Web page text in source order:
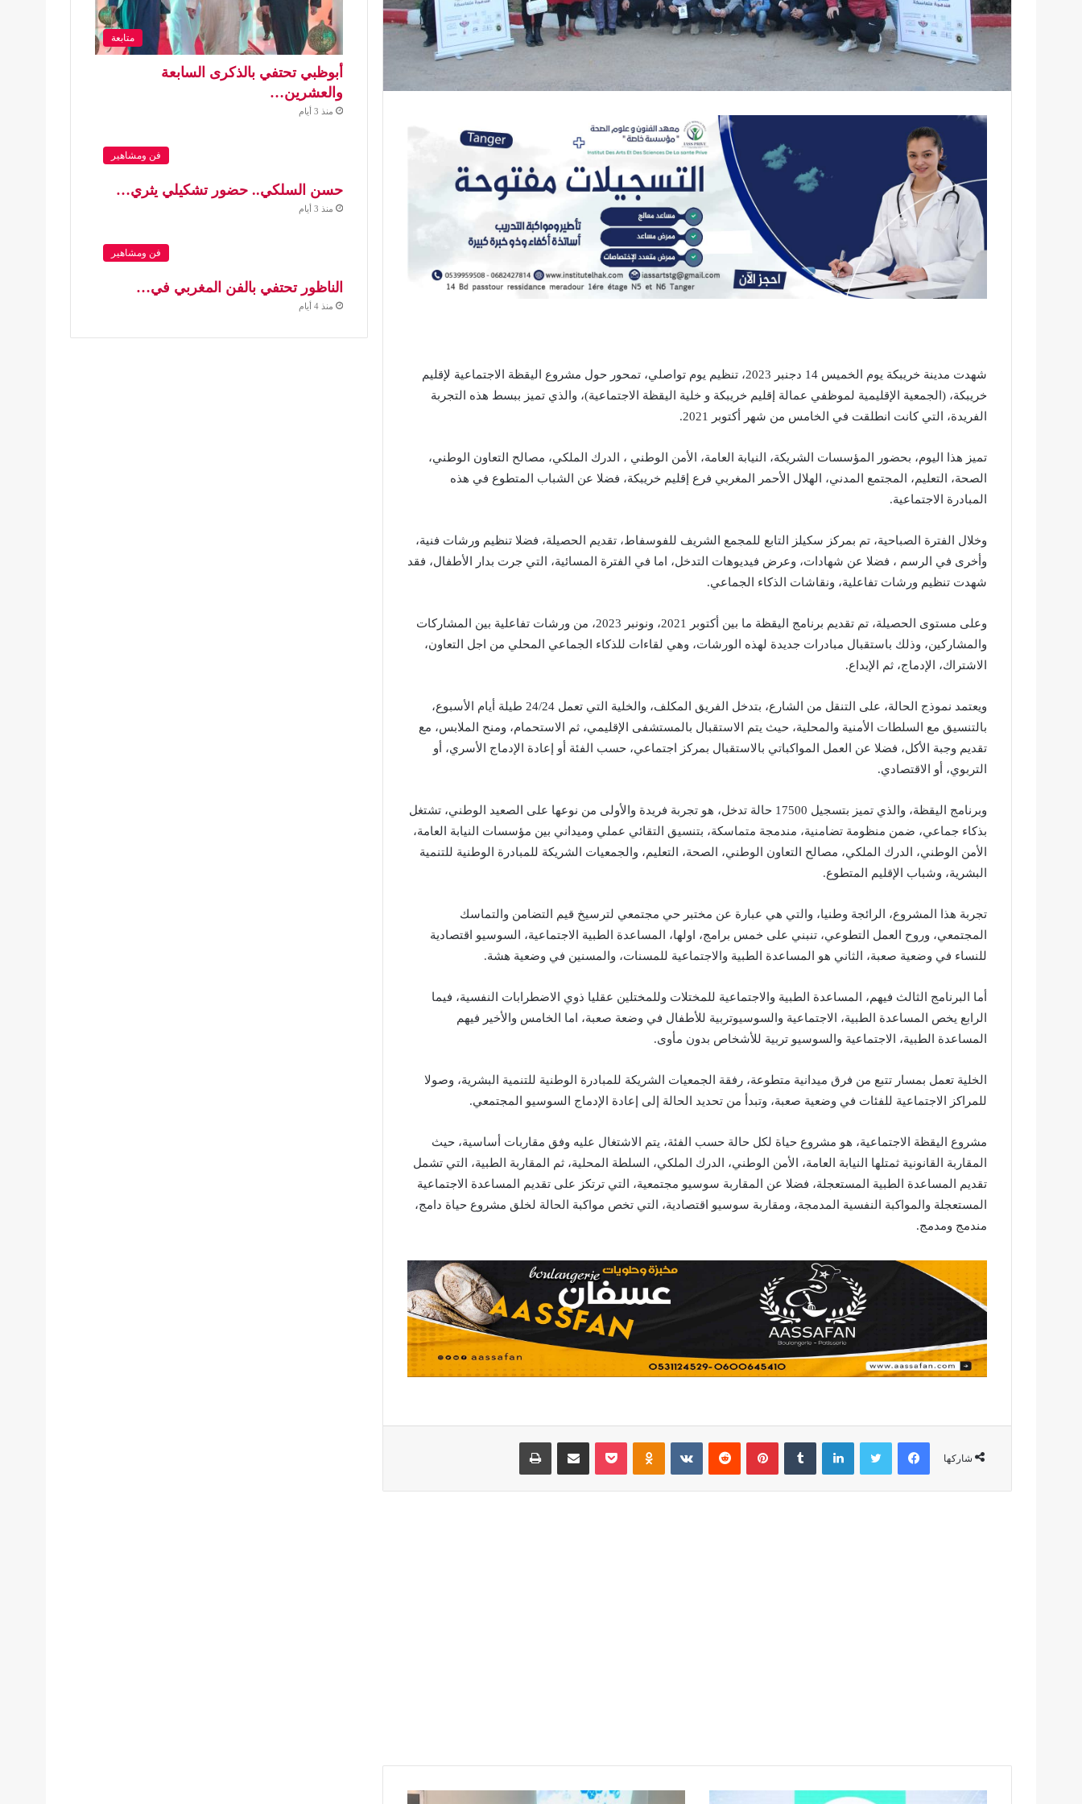
شهدت مدينة خريبكة يوم الخميس 14 دجنبر 2023، تنظيم يوم تواصلي، تمحور حول مشروع اليقظة الاجتماعية لإقليم
خريبكة، (الجمعية الإقليمية لموظفي عمالة إقليم خريبكة و خلية اليقظة الاجتماعية)، والذي تميز ببسط هذه التجربة
الفريدة، التي كانت انطلقت في الخامس من شهر أكتوبر 2021.
تميز هذا اليوم، بحضور المؤسسات الشريكة، النيابة العامة، الأمن الوطني ، الدرك الملكي، مصالح التعاون الوطني،
الصحة، التعليم، المجتمع المدني، الهلال الأحمر المغربي فرع إقليم خريبكة، فضلا عن الشباب المتطوع في هذه
المبادرة الاجتماعية.
وخلال الفترة الصباحية، تم بمركز سكيلز التابع للمجمع الشريف للفوسفاط، تقديم الحصيلة، فضلا تنظيم ورشات فنية،
وأخرى في الرسم ، فضلا عن شهادات، وعرض فيديوهات التدخل، اما في الفترة المسائية، التي جرت بدار الأطفال، فقد
شهدت تنظيم ورشات تفاعلية، ونقاشات الذكاء الجماعي.
وعلى مستوى الحصيلة، تم تقديم برنامج اليقظة ما بين أكتوبر 2021، ونونبر 2023، من ورشات تفاعلية بين المشاركات
والمشاركين، وذلك باستقبال مبادرات جديدة لهذه الورشات، وهي لقاءات للذكاء الجماعي المحلي من اجل التعاون،
الاشتراك، الإدماج، ثم الإبداع.
ويعتمد نموذج الحالة، على التنقل من الشارع، بتدخل الفريق المكلف، والخلية التي تعمل 24/24 طيلة أيام الأسبوع،
بالتنسيق مع السلطات الأمنية والمحلية، حيث يتم الاستقبال بالمستشفى الإقليمي، ثم الاستحمام، ومنح الملابس، مع
تقديم وجبة الأكل، فضلا عن العمل المواكباتي بالاستقبال بمركز اجتماعي، حسب الفئة أو إعادة الإدماج الأسري، أو
التربوي، أو الاقتصادي.
وبرنامج اليقظة، والذي تميز بتسجيل 17500 حالة تدخل، هو تجربة فريدة والأولى من نوعها على الصعيد الوطني، تشتغل
بذكاء جماعي، ضمن منظومة تضامنية، مندمجة متماسكة، بتنسيق التقائي عملي وميداني بين مؤسسات النيابة العامة،
الأمن الوطني، الدرك الملكي، مصالح التعاون الوطني، الصحة، التعليم، والجمعيات الشريكة للمبادرة الوطنية للتنمية
البشرية، وشباب الإقليم المتطوع.
تجربة هذا المشروع، الرائجة وطنيا، والتي هي عبارة عن مختبر حي مجتمعي لترسيخ قيم التضامن والتماسك
المجتمعي، وروح العمل التطوعي، تنبني على خمس برامج، اولها، المساعدة الطبية الاجتماعية، السوسيو اقتصادية
للنساء في وضعية صعبة، الثاني هو المساعدة الطبية والاجتماعية للمسنات، والمسنين في وضعية هشة.
أما البرنامج الثالث فيهم، المساعدة الطبية والاجتماعية للمختلات وللمختلين عقليا ذوي الاضطرابات النفسية، فيما
الرابع يخص المساعدة الطبية، الاجتماعية والسوسيوتربية للأطفال في وضعة صعبة، اما الخامس والأخير فيهم
المساعدة الطبية، الاجتماعية والسوسيو تربية للأشخاص بدون مأوى.
الخلية تعمل بمسار تتبع من فرق ميدانية متطوعة، رفقة الجمعيات الشريكة للمبادرة الوطنية للتنمية البشرية، وصولا
للمراكز الاجتماعية للفئات في وضعية صعبة، وتبدأ من تحديد الحالة إلى إعادة الإدماج السوسيو المجتمعي.
مشروع اليقظة الاجتماعية، هو مشروع حياة لكل حالة حسب الفئة، يتم الاشتغال عليه وفق مقاربات أساسية، حيث
المقاربة القانونية ثمتلها النيابة العامة، الأمن الوطني، الدرك الملكي، السلطة المحلية، ثم المقاربة الطبية، التي تشمل
تقديم المساعدة الطبية المستعجلة، فضلا عن المقاربة سوسيو مجتمعية، التي ترتكز على تقديم المساعدة الاجتماعية
المستعجلة والمواكبة النفسية المدمجة، ومقاربة سوسيو اقتصادية، التي تخص مواكبة الحالة لخلق مشروع حياة دامج،
مندمج ومدمج.
شاركها
فيسبوك تويتر لينكدإن بينتيريست Odnoklassniki
بوكيت مشاركة عبر البريد طباعة
متابعة
أبوظبي تحتفي بالذكرى السابعة
والعشرين…
منذ 3 أيام
فن ومشاهير
حسن السلكي.. حضور تشكيلي يثري…
منذ 3 أيام
فن ومشاهير
الناظور تحتفي بالفن المغربي في…
منذ 4 أيام